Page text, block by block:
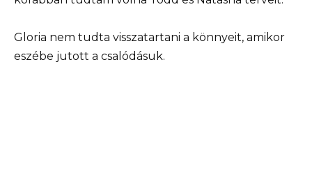
Gloria nem tudta visszatartani a könnyeit, amikor
eszébe jutott a csalódásuk.